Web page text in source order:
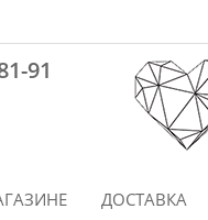
91
ДОСТАВКА